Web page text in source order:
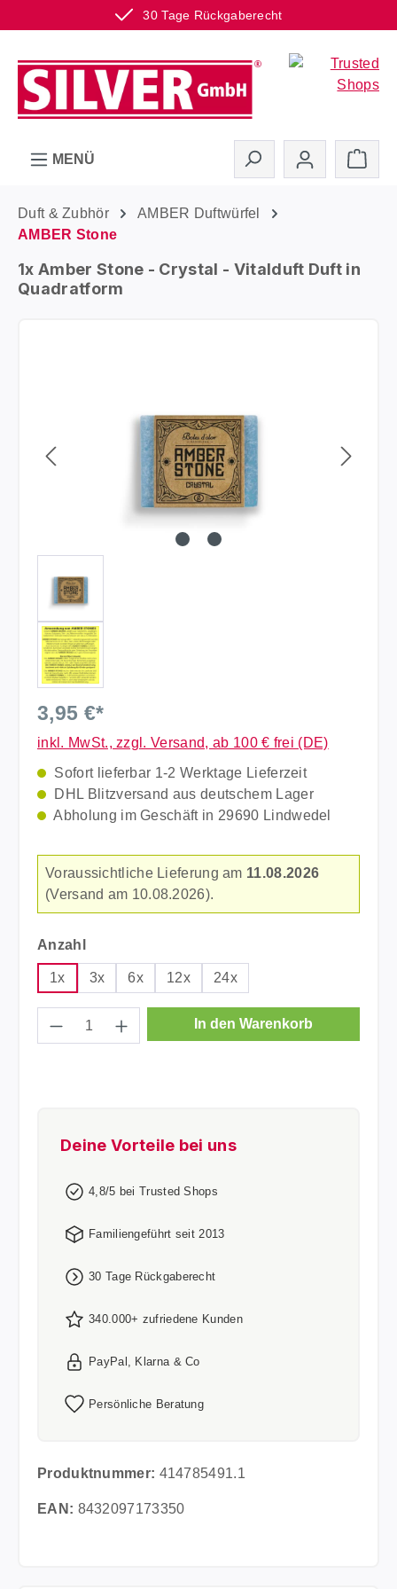
30 Tage Rückgaberecht
Zum Hauptinhalt springen
MENÜ
Duft & Zubhör
AMBER Duftwürfel
AMBER Stone
1x Amber Stone - Crystal - Vitalduft Duft in
Quadratform
3,95 €*
inkl. MwSt., zzgl. Versand, ab 100 € frei (DE)
Sofort lieferbar 1-2 Werktage Lieferzeit
DHL Blitzversand aus deutschem Lager
Abholung im Geschäft in 29690 Lindwedel
Voraussichtliche Lieferung am 11.08.2026
(Versand am 10.08.2026).
Anzahl auswählen
1x 3x 6x 12x 24x
Produkt Anzahl: Gib den gewünschten
In den Warenkorb
Deine Vorteile bei uns
4,8/5 bei Trusted Shops
Familiengeführt seit 2013
30 Tage Rückgaberecht
340.000+ zufriedene Kunden
PayPal, Klarna & Co
Persönliche Beratung
Produktnummer: 414785491.1
EAN: 8432097173350